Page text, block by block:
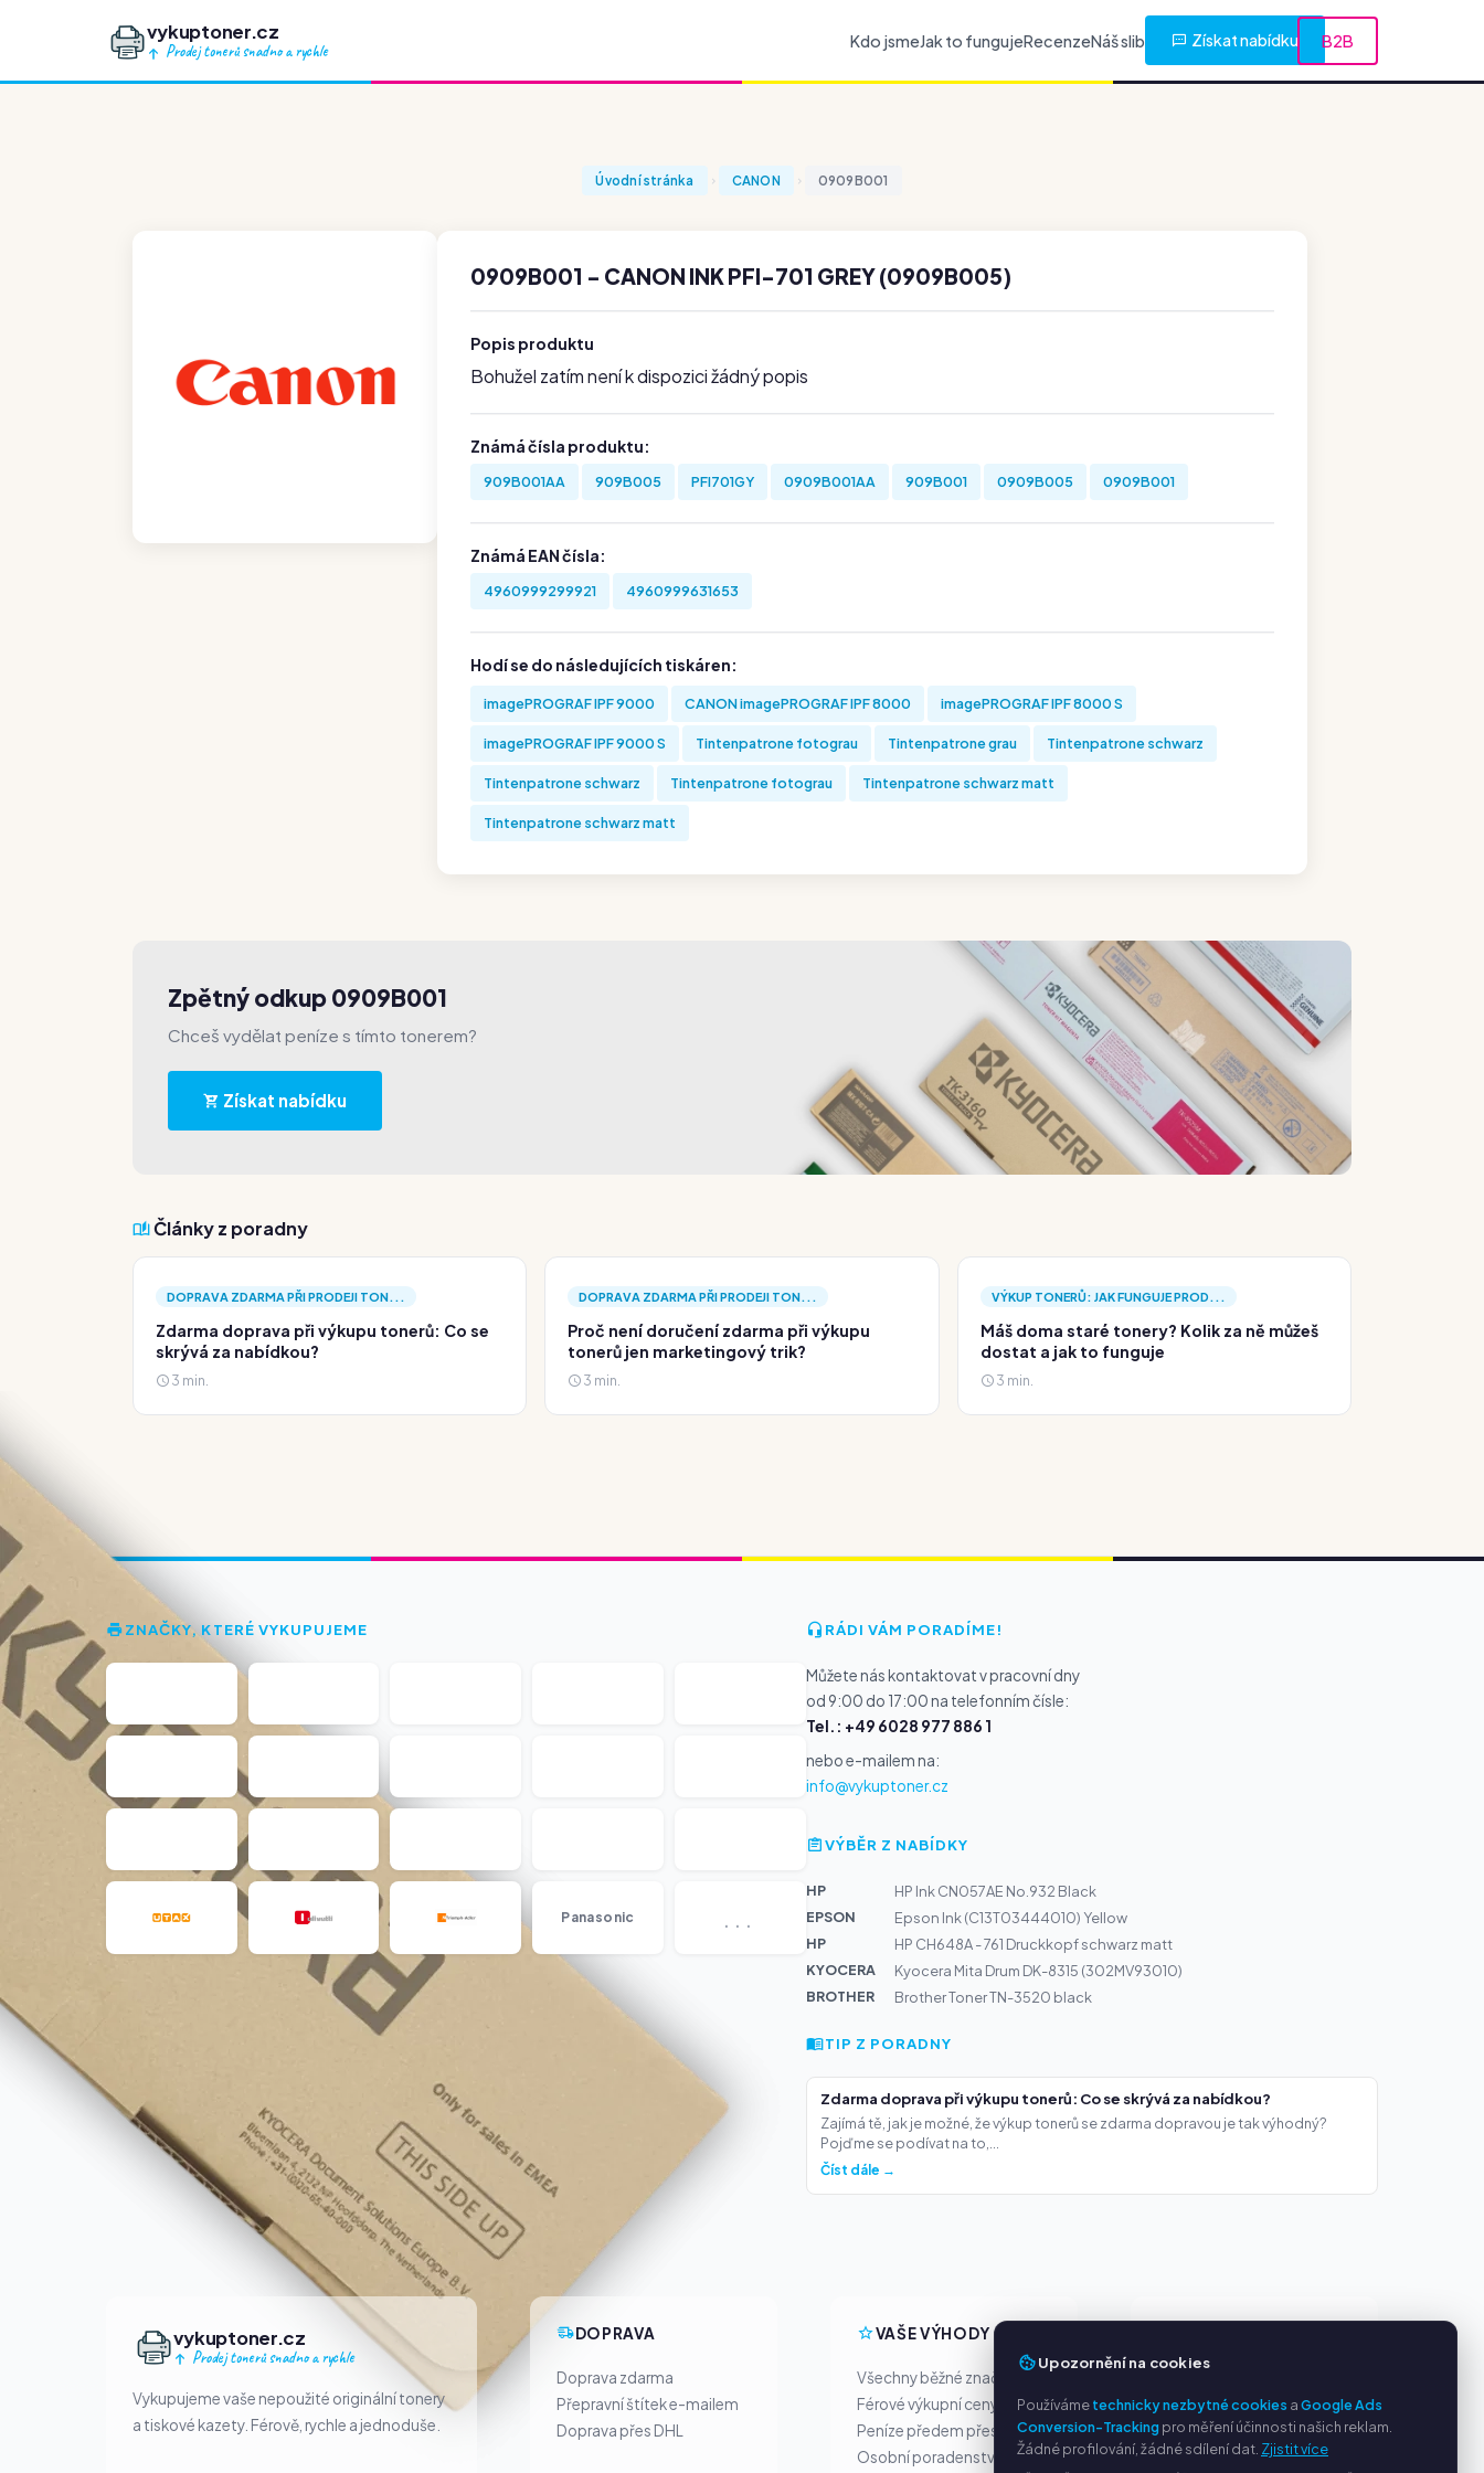
vykuptoner.cz
Prodej tonerů snadno a rychle
Kdo jsmeJak to fungujeRecenzeNáš slib Získat nabídku B2B
Úvodní stránka CANON 0909B001
0909B001 - CANON INK PFI-701 GREY (0909B005)
Popis produktu
Bohužel zatím není k dispozici žádný popis
Známá čísla produktu:
909B001AA 909B005 PFI701GY 0909B001AA 909B001 0909B005 0909B001
Známá EAN čísla:
4960999299921 4960999631653
Hodí se do následujících tiskáren:
imagePROGRAF IPF 9000 CANON imagePROGRAF IPF 8000 imagePROGRAF IPF 8000 S
imagePROGRAF IPF 9000 S Tintenpatrone fotograu Tintenpatrone grau Tintenpatrone schwarz
Tintenpatrone schwarz Tintenpatrone fotograu Tintenpatrone schwarz matt
Tintenpatrone schwarz matt
Zpětný odkup 0909B001
Chceš vydělat peníze s tímto tonerem?
Získat nabídku
Články z poradny
DOPRAVA ZDARMA PŘI PRODEJI TON...
Zdarma doprava při výkupu tonerů: Co se
skrývá za nabídkou?
3 min.
DOPRAVA ZDARMA PŘI PRODEJI TON...
Proč není doručení zdarma při výkupu
tonerů jen marketingový trik?
3 min.
VÝKUP TONERŮ: JAK FUNGUJE PROD...
Máš doma staré tonery? Kolik za ně můžeš
dostat a jak to funguje
3 min.
ZNAČKY, KTERÉ VYKUPUJEME
Panasonic ...
RÁDI VÁM PORADÍME!
Můžete nás kontaktovat v pracovní dny
od 9:00 do 17:00 na telefonním čísle:
Tel.: +49 6028 977 886 1
nebo e-mailem na:
info@vykuptoner.cz
VÝBĚR Z NABÍDKY
HP
HP Ink CN057AE No.932 Black
EPSON
Epson Ink (C13T03444010) Yellow
HP
HP CH648A - 761 Druckkopf schwarz matt
KYOCERA
Kyocera Mita Drum DK-8315 (302MV93010)
BROTHER
Brother Toner TN-3520 black
TIP Z PORADNY
Zdarma doprava při výkupu tonerů: Co se skrývá za nabídkou?
Zajímá tě, jak je možné, že výkup tonerů se zdarma dopravou je tak výhodný?
Pojďme se podívat na to,...
Číst dále →
vykuptoner.cz
Prodej tonerů snadno a rychle
Vykupujeme vaše nepoužité originální tonery
a tiskové kazety. Férově, rychle a jednoduše.
DOPRAVA
Doprava zdarma
Přepravní štítek e-mailem
Doprava přes DHL
VAŠE VÝHODY
Všechny běžné značky
Férové výkupní ceny
Peníze předem přes PayPal
Osobní poradenství
Ochrana osobních údajů
Kontakt / Právní informace
Časté dotazy (FAQ)
Upozornění na cookies
Používámetechnicky nezbytné cookies aGoogle Ads
Conversion-Trackingpro měření účinnosti našich reklam.
Žádné profilování, žádné sdílení dat. Zjistit více